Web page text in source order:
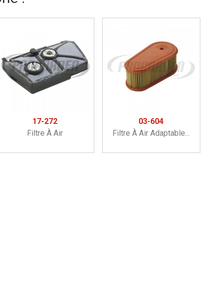
17-272
Filtre À Air
03-604
Filtre À Air Adaptable...